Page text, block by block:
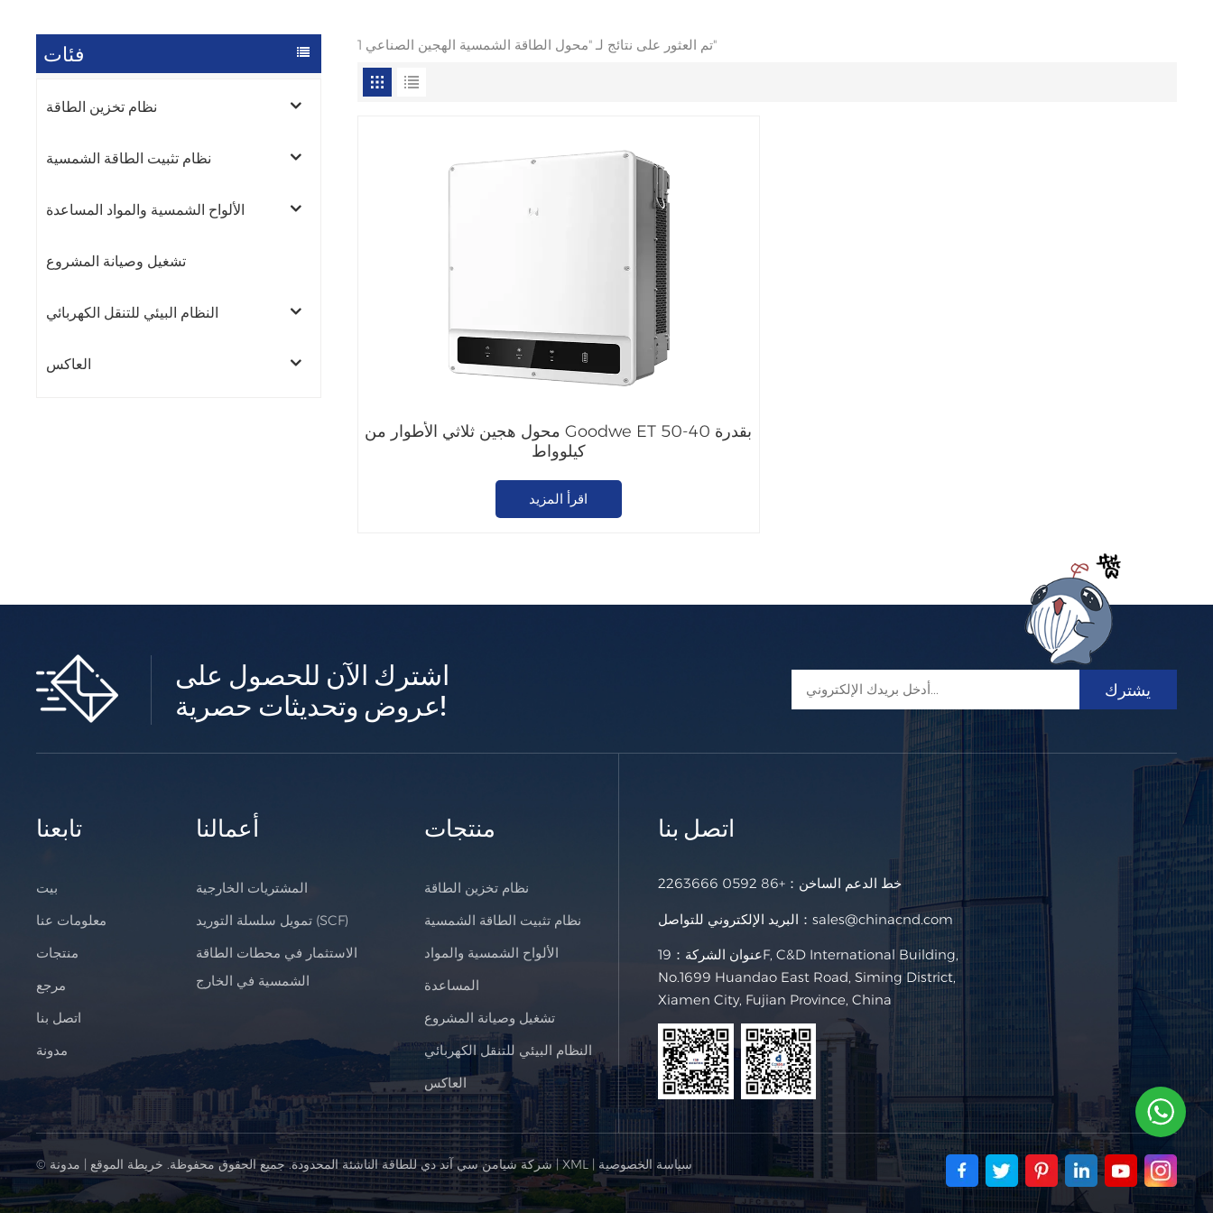
فئات
نظام تخزين الطاقة
نظام تثبيت الطاقة الشمسية
الألواح الشمسية والمواد المساعدة
تشغيل وصيانة المشروع
النظام البيئي للتنقل الكهربائي
العاكس
1 تم العثور على نتائج لـ "محول الطاقة الشمسية الهجين الصناعي"
محول هجين ثلاثي الأطوار من Goodwe ET بقدرة 40-50
كيلوواط
اقرأ المزيد
اشترك الآن للحصول على
عروض وتحديثات حصرية!
تابعنا
بيت
معلومات عنا
منتجات
مرجع
اتصل بنا
مدونة
أعمالنا
المشتريات الخارجية
تمويل سلسلة التوريد (SCF)
الاستثمار في محطات الطاقة
الشمسية في الخارج
منتجات
نظام تخزين الطاقة
نظام تثبيت الطاقة الشمسية
الألواح الشمسية والمواد
المساعدة
تشغيل وصيانة المشروع
النظام البيئي للتنقل الكهربائي
العاكس
اتصل بنا
خط الدعم الساخن： +86 0592 2263666
البريد الإلكتروني للتواصل：sales@chinacnd.com
عنوان الشركة：19F, C&D International Building,
No.1699 Huandao East Road, Siming District,
Xiamen City, Fujian Province, China
© شركة شيامن سي آند دي للطاقة الناشئة المحدودة. جميع الحقوق محفوظة. خريطة الموقع مدونة |XML| سياسة الخصوصية